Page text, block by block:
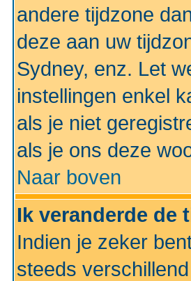
andere tijdzone
deze aan uw
Sydney, enz. Let
instellingen enkel
als je niet
als je ons deze
Naar boven
Ik veranderde de
Indien je zeker
steeds